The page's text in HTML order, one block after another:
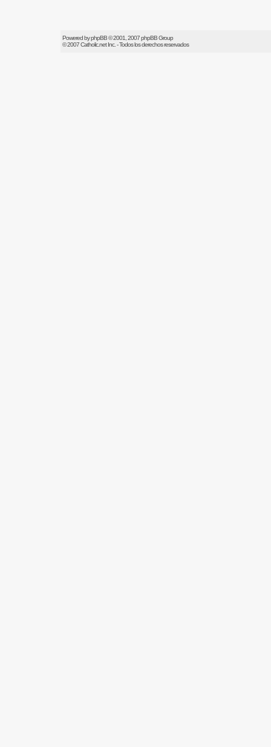
Powered byphpBB© 2001, 2007 phpBB Group
© 2007Catholic.netInc. - Todos los derechos reservados